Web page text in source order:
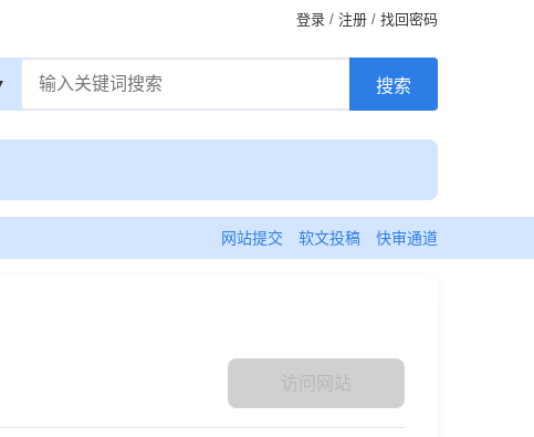
登录 / 注册 / 找回密码
网站提交 软文投稿 快审通道
访问网站